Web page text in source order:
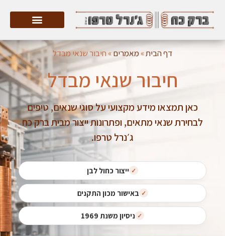
דף הבית» מאמרים»חיבור שנאי מבדל
חיבור שנאי מבדל
כאן תמצאו מידע מקצועי על סוגי שנאים, טיפים
לבחירת שנאי מתאים, ופתרונות ייצור מבית ברק כח
ג׳נרל טרפו.
ייצור כחול לבן
באישור מכון התקנים
ניסיון משנת 1969